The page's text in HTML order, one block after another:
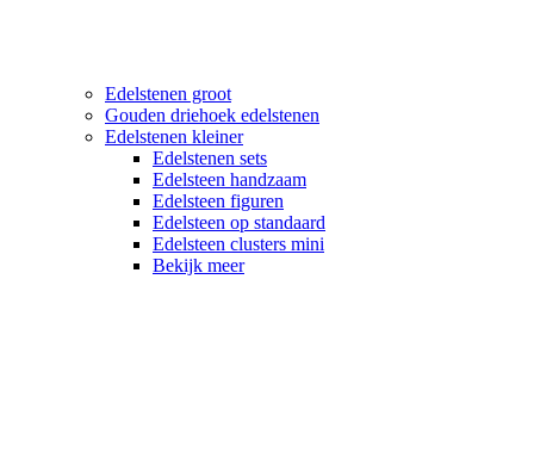
Edelstenen groot
Gouden driehoek edelstenen
Edelstenen kleiner
Edelstenen sets
Edelsteen handzaam
Edelsteen figuren
Edelsteen op standaard
Edelsteen clusters mini
Bekijk meer